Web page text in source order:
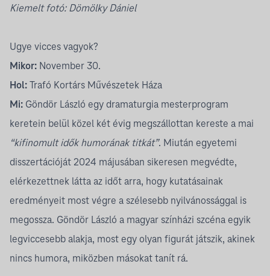
Kiemelt fotó: Dömölky Dániel
Ugye vicces vagyok?
Mikor: November 30.
Hol: Trafó Kortárs Művészetek Háza
Mi: Göndör László egy dramaturgia mesterprogram
keretein belül közel két évig megszállottan kereste a mai
“kifinomult idők humorának titkát”. Miután egyetemi
disszertációját 2024 májusában sikeresen megvédte,
elérkezettnek látta az időt arra, hogy kutatásainak
eredményeit most végre a szélesebb nyilvánossággal is
megossza. Göndör László a magyar színházi szcéna egyik
legviccesebb alakja, most egy olyan figurát játszik, akinek
nincs humora, miközben másokat tanít rá.